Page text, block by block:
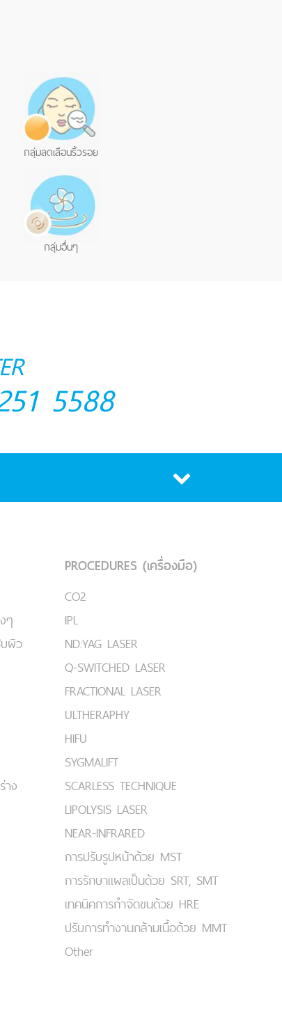
กลุ่มลดเลือนริ้วรอย
กลุ่มอื่นๆ
5588
ๆ
ผิว
าง
PROCEDURES (เครื่องมือ)
CO2
IPL
ND:YAG LASER
Q-SWITCHED LASER
FRACTIONAL LASER
ULTHERAPHY
HIFU
SYGMALIFT
SCARLESS TECHNIQUE
LIPOLYSIS LASER
NEAR-INFRARED
การปรับรูปหน้าด้วย MST
การรักษาแผลเป็นด้วย SRT, SMT
เทคนิคการกำจัดขนด้วย HRE
ปรับการทำงานกล้ามเนื้อด้วย MMT
Other